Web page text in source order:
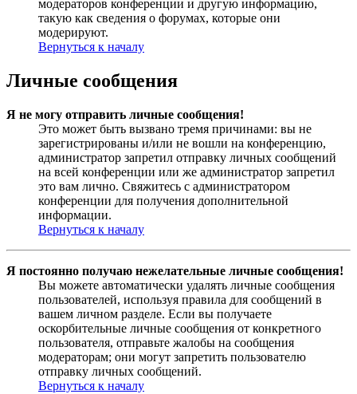
модераторов конференции и другую информацию,
такую как сведения о форумах, которые они
модерируют.
Вернуться к началу
Личные сообщения
Я не могу отправить личные сообщения!
Это может быть вызвано тремя причинами: вы не
зарегистрированы и/или не вошли на конференцию,
администратор запретил отправку личных сообщений
на всей конференции или же администратор запретил
это вам лично. Свяжитесь с администратором
конференции для получения дополнительной
информации.
Вернуться к началу
Я постоянно получаю нежелательные личные сообщения!
Вы можете автоматически удалять личные сообщения
пользователей, используя правила для сообщений в
вашем личном разделе. Если вы получаете
оскорбительные личные сообщения от конкретного
пользователя, отправьте жалобы на сообщения
модераторам; они могут запретить пользователю
отправку личных сообщений.
Вернуться к началу